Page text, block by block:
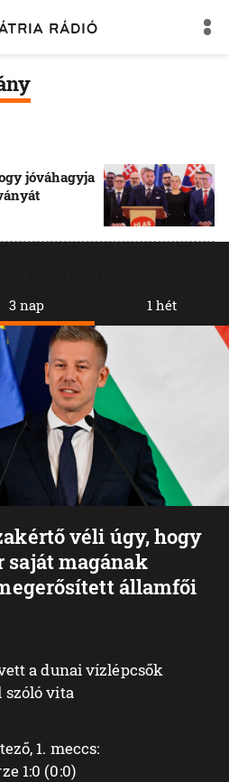
jóváhagyja
3 nap
véli úgy, hogy
saját magának
államfői
a dunai vízlépcsők
szóló vita
1. meccs:
1:0 (0:0)
1 hét